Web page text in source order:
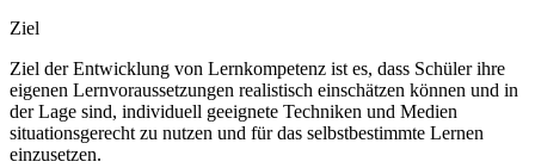
Ziel
Ziel der Entwicklung von Lernkompetenz ist es, dass Schüler ihre
eigenen Lernvoraussetzungen realistisch einschätzen können und in
der Lage sind, individuell geeignete Techniken und Medien
situationsgerecht zu nutzen und für das selbstbestimmte Lernen
einzusetzen.